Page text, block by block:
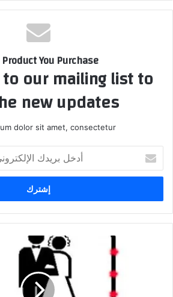
You Purchase
our mailing list to
new updates!
dolor sit amet, consectetur.
بريدك
الإلكتروني